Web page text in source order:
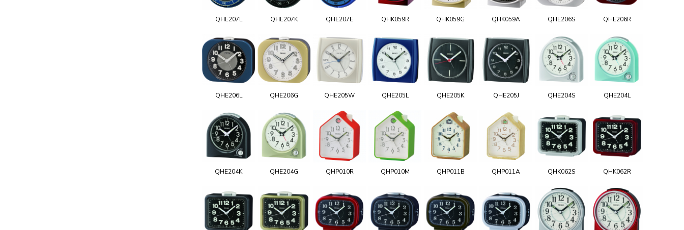
QHE207L QHE207K QHE207E QHK059R QHK059G QHK059A QHE206S QHE206R
QHE206L QHE206G QHE205W QHE205L QHE205K QHE205J QHE204S QHE204L
QHE204K QHE204G QHP010R QHP010M QHP011B QHP011A QHK062S QHK062R